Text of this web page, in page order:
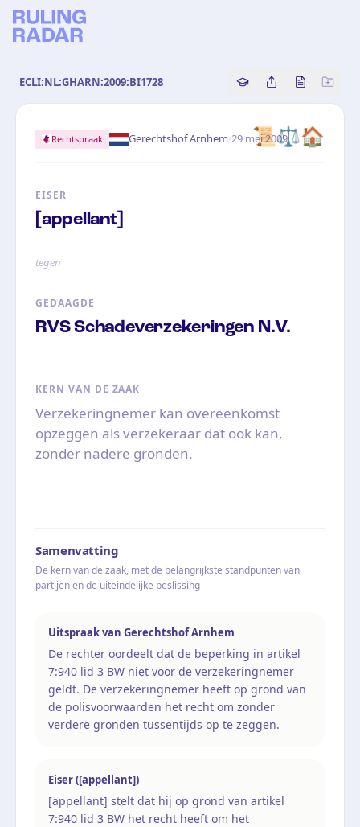
ECLI:NL:GHARN:2009:BI1728 Copy source
Share this
Bekijk
📜⚖️🏠
Rechtspraak Gerechtshof Arnhem·29 mei 2009
EISER
[appellant]
tegen
GEDAAGDE
RVS Schadeverzekeringen N.V.
KERN VAN DE ZAAK
Verzekeringnemer kan overeenkomst
opzeggen als verzekeraar dat ook kan,
zonder nadere gronden.
Samenvatting
De kern van de zaak, met de belangrijkste standpunten van
partijen en de uiteindelijke beslissing
Uitspraak van Gerechtshof Arnhem
De rechter oordeelt dat de beperking in artikel
7:940 lid 3 BW niet voor de verzekeringnemer
geldt. De verzekeringnemer heeft op grond van
de polisvoorwaarden het recht om zonder
verdere gronden tussentijds op te zeggen.
Eiser ([appellant])
[appellant] stelt dat hij op grond van artikel
7:940 lid 3 BW het recht heeft om het